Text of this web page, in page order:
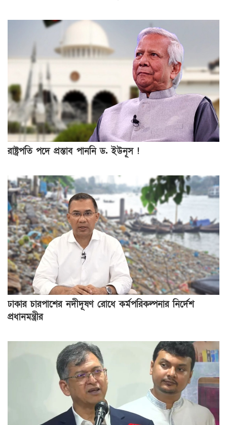
রাষ্ট্রপতি পদে প্রস্তাব পাননি ড. ইউনূস !
ঢাকার চারপাশের নদীদূষণ রোধে কর্মপরিকল্পনার নির্দেশ
প্রধানমন্ত্রীর